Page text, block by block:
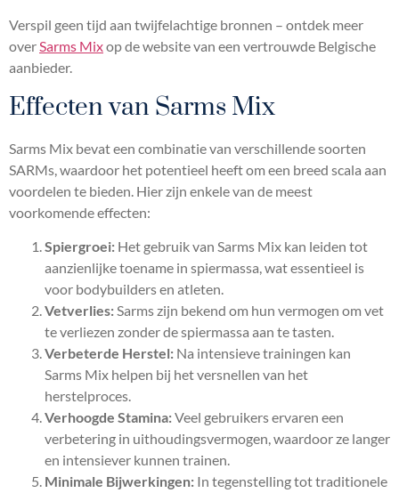
Verspil geen tijd aan twijfelachtige bronnen – ontdek meer
overSarms Mixop de website van een vertrouwde Belgische
aanbieder.
Effecten van Sarms Mix
Sarms Mix bevat een combinatie van verschillende soorten
SARMs, waardoor het potentieel heeft om een breed scala aan
voordelen te bieden. Hier zijn enkele van de meest
voorkomende effecten:
Spiergroei: Het gebruik van Sarms Mix kan leiden tot
aanzienlijke toename in spiermassa, wat essentieel is
voor bodybuilders en atleten.
Vetverlies:Sarms zijn bekend om hun vermogen om vet
te verliezen zonder de spiermassa aan te tasten.
Verbeterde Herstel: Na intensieve trainingen kan
Sarms Mix helpen bij het versnellen van het
herstelproces.
Verhoogde Stamina:Veel gebruikers ervaren een
verbetering in uithoudingsvermogen, waardoor ze langer
en intensiever kunnen trainen.
Minimale Bijwerkingen: In tegenstelling tot traditionele